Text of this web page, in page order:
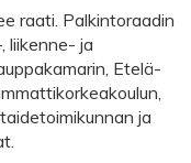
raati. Palkintoraadin
liikenne- ja
Etelä-
ja